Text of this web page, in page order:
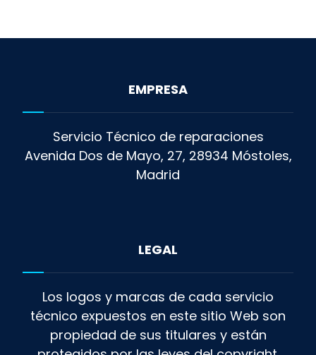
EMPRESA
Servicio Técnico de reparaciones
Avenida Dos de Mayo, 27, 28934 Móstoles,
Madrid
LEGAL
Los logos y marcas de cada servicio
técnico expuestos en este sitio Web son
propiedad de sus titulares y están